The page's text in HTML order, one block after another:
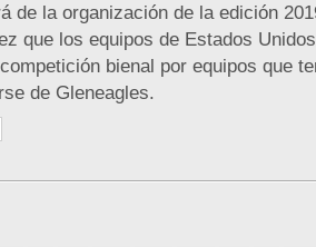
de la organización de la edición
que los equipos de Estados
bienal por equipos que
de Gleneagles.